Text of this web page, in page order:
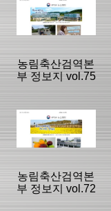
2025/08/07
분류명 : 연보
2025/07/17
농림축산검역본
부 정보지 vol.75
분류명 : 검역본
부 뉴스레터
농림축산검역본
부 정보지 vol.72